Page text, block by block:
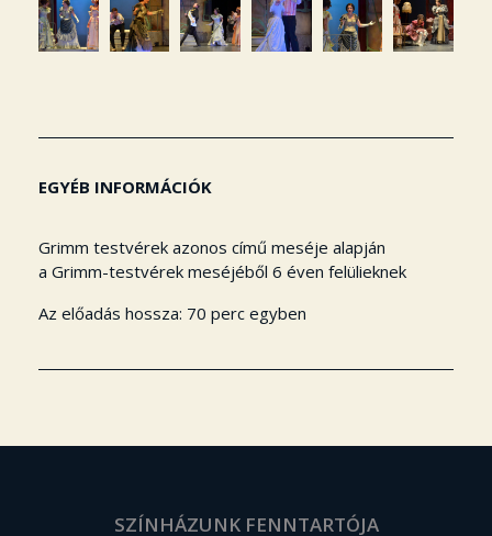
EGYÉB INFORMÁCIÓK
Grimm testvérek azonos című meséje alapján
a Grimm-testvérek meséjéből 6 éven felülieknek
Az előadás hossza: 70 perc egyben
SZÍNHÁZUNK FENNTARTÓJA